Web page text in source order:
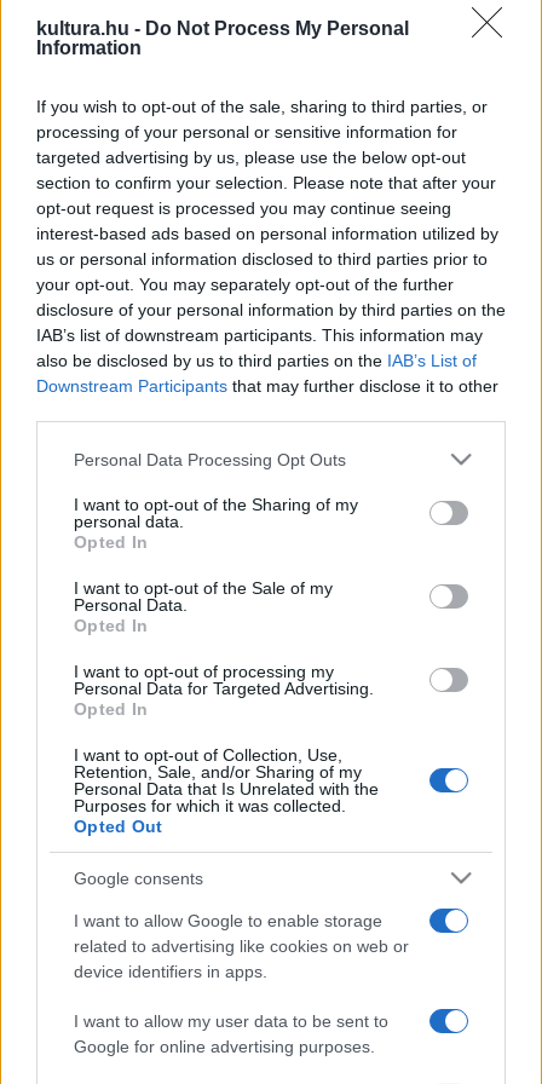
kultura.hu - Do Not Process My Personal
Information
If you wish to opt-out of the sale, sharing to third parties, or
processing of your personal or sensitive information for
targeted advertising by us, please use the below opt-out
section to confirm your selection. Please note that after your
opt-out request is processed you may continue seeing
interest-based ads based on personal information utilized by
us or personal information disclosed to third parties prior to
your opt-out. You may separately opt-out of the further
disclosure of your personal information by third parties on the
IAB’s list of downstream participants. This information may
also be disclosed by us to third parties on the IAB’s List of
Downstream Participants that may further disclose it to other
Please note that this website/app uses one or more Google
not limited to your visit or usage behaviour. You may click to
grant or deny consent to Google and its third-party tags to
use your data for below specified purposes in below Google
consent section.
Personal Data Processing Opt Outs
I want to opt-out of the Sharing of my
personal data.
Opted In
I want to opt-out of the Sale of my
Personal Data.
Opted In
I want to opt-out of processing my
Personal Data for Targeted Advertising.
Opted In
I want to opt-out of Collection, Use,
Retention, Sale, and/or Sharing of my
Personal Data that Is Unrelated with the
Purposes for which it was collected.
Opted Out
Google consents
I want to allow Google to enable storage
related to advertising like cookies on web or
device identifiers in apps.
I want to allow my user data to be sent to
Google for online advertising purposes.
július 1-jén az álarc mögé rejtőző Marshmello és a
Timmy Trumpet, július 2-án pedig a house svéd kiválósága,
Alesso.
A nagy visszatérők mellett első alkalommal ad műsort a
Balaton Soundon a kazah vasúti mérnökből lett Grammy-
díjas dj, Imanbek, a Dj Mag top 100 világranglistán negyedik
helyen szereplő Alok vagy a Brit Awardson díjazott Becky
Hill. Eljön Zamárdiba június 31-én a világhírű techno dj, Paul
Kalkbrenner is.
Frequencies, Yellow Claw, Carnage, Becky Hill, Moksi, Jonas
Blue, Alok, Malaa, Modestep Live, Dillon Francis, Nervo,
Sikdope, Robin Schulz, Vini Vici, Paul van Dyk, Topic és
bejelenteni az underground elektronikus zene képviselői
A járványhelyzet okozta bizonytalanságok miatt a fesztivált
2020-ban és tavaly sem rendezték meg, akárcsak a
portfólióba tartozó két másik nagy könnyűzenei
rendezvényt, a budapesti Sziget fesztivált és a soproni